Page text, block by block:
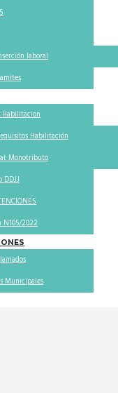
laboral
Habilitacion
Habilitación
Monotributo
DDJJ
N105/2022
Municipales